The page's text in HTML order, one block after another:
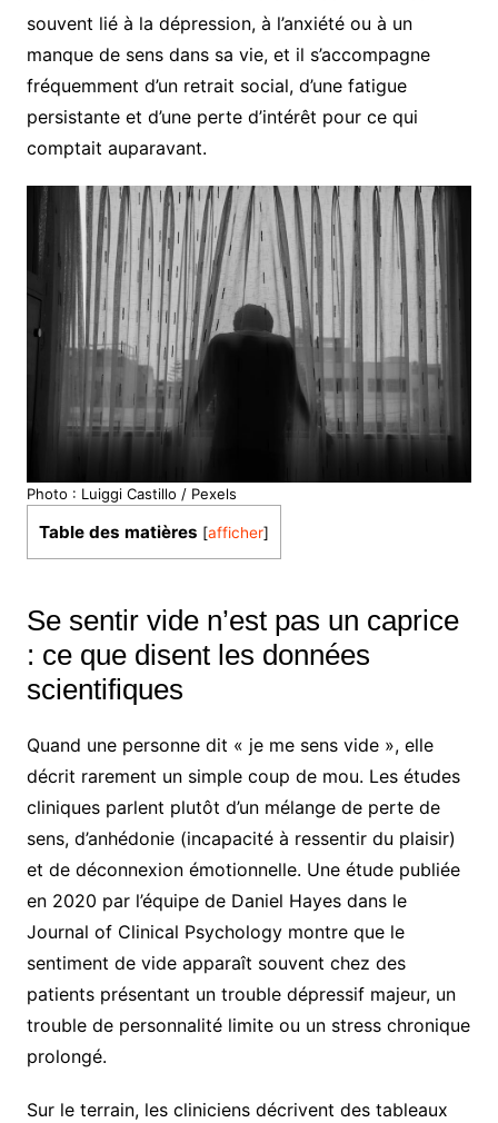
souvent lié à la dépression, à l’anxiété ou à un
manque de sens dans sa vie, et il s’accompagne
fréquemment d’un retrait social, d’une fatigue
persistante et d’une perte d’intérêt pour ce qui
comptait auparavant.
Photo : Luiggi Castillo / Pexels
Table des matières [afficher]
Se sentir vide n’est pas un caprice
: ce que disent les données
scientifiques
Quand une personne dit « je me sens vide », elle
décrit rarement un simple coup de mou. Les études
cliniques parlent plutôt d’un mélange de perte de
sens, d’anhédonie (incapacité à ressentir du plaisir)
et de déconnexion émotionnelle. Une étude publiée
en 2020 par l’équipe de Daniel Hayes dans le
Journal of Clinical Psychology montre que le
sentiment de vide apparaît souvent chez des
patients présentant un trouble dépressif majeur, un
trouble de personnalité limite ou un stress chronique
prolongé.
Sur le terrain, les cliniciens décrivent des tableaux